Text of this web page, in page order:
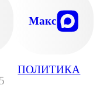
ПОЛИТИКА
Макс